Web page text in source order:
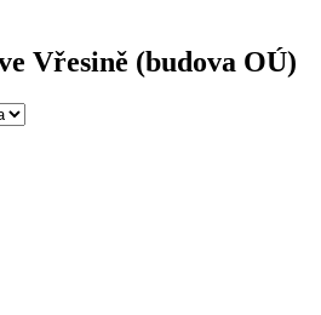
Vřesině (budova OÚ)